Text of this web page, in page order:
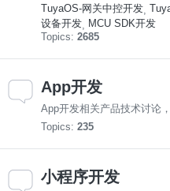
TuyaOS-网关中控开发
设备开发
MCU SDK开发
Topics: 2685
App开发
App开发相关产品技术讨论
Topics: 235
小程序开发